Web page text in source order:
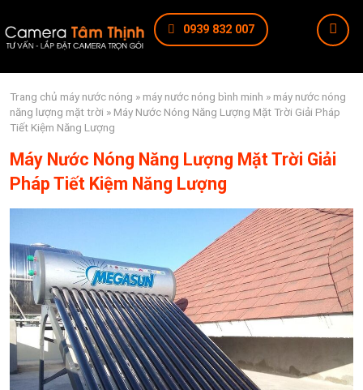
0939 832 007
Trang chủ máy nước nóng » máy nước nóng bình minh » máy nước nóng
năng lượng mặt trời » Máy Nước Nóng Năng Lượng Mặt Trời Giải Pháp
Tiết Kiệm Năng Lượng
Máy Nước Nóng Năng Lượng Mặt Trời Giải
Pháp Tiết Kiệm Năng Lượng